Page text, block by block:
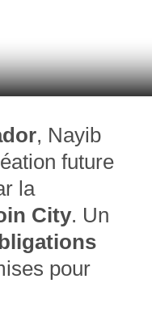
, Nayib
future
la
City. Un
bligations
pour